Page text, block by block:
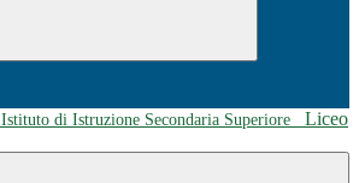
Istituto di Istruzione Secondaria Superiore
Liceo